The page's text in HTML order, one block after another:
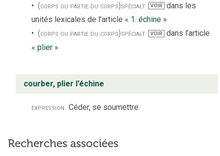
(corps ou partie du corps)spécialt VOIR
dans les
unités lexicales de l’article « 1. échine »
(corps ou partie du corps)spécialt VOIR
dans l’article
« plier »
courber, plier l’échine
expression Céder, se soumettre.
Recherches associées